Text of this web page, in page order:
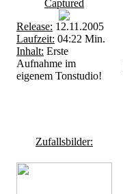
Captured
Release: 12.11.2005
Laufzeit: 04:22 Min.
Inhalt: Erste
Aufnahme im
eigenem Tonstudio!
Zufallsbilder: